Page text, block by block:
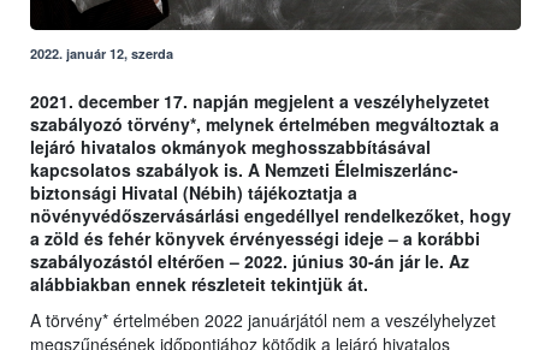
2022. január 12, szerda
2021. december 17. napján megjelent a veszélyhelyzetet
szabályozó törvény*, melynek értelmében megváltoztak a
lejáró hivatalos okmányok meghosszabbításával
kapcsolatos szabályok is. A Nemzeti Élelmiszerlánc-
biztonsági Hivatal (Nébih) tájékoztatja a
növényvédőszervásárlási engedéllyel rendelkezőket, hogy
a zöld és fehér könyvek érvényességi ideje – a korábbi
szabályozástól eltérően – 2022. június 30-án jár le. Az
alábbiakban ennek részleteit tekintjük át.
A törvény* értelmében 2022 januárjától nem a veszélyhelyzet
megszűnésének időpontjához kötődik a lejáró hivatalos